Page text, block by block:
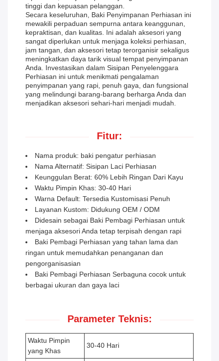
tinggi dan kepuasan pelanggan.
Secara keseluruhan, Baki Penyimpanan Perhiasan ini
mewakili perpaduan sempurna antara keanggunan,
kepraktisan, dan kualitas. Ini adalah aksesori yang
sangat diperlukan untuk menjaga koleksi perhiasan,
jam tangan, dan aksesori tetap terorganisir sekaligus
meningkatkan daya tarik visual tempat penyimpanan
Anda. Investasikan dalam Sisipan Penyelenggara
Perhiasan ini untuk menikmati pengalaman
penyimpanan yang rapi, penuh gaya, dan fungsional
yang melindungi barang-barang berharga Anda dan
menjadikan aksesori sehari-hari menjadi mudah.
Fitur:
Nama produk: baki pengatur perhiasan
Nama Alternatif: Sisipan Laci Perhiasan
Keunggulan Berat: 60% Lebih Ringan Dari Kayu
Waktu Pimpin Khas: 30-40 Hari
Warna Default: Tersedia Kustomisasi Penuh
Layanan Kustom: Didukung OEM / ODM
Didesain sebagai Baki Pembagi Perhiasan untuk
menjaga aksesori Anda tetap terpisah dengan rapi
Baki Pembagi Perhiasan yang tahan lama dan
ringan untuk memudahkan penanganan dan
pengorganisasian
Baki Pembagi Perhiasan Serbaguna cocok untuk
berbagai ukuran dan gaya laci
Parameter Teknis:
Waktu Pimpin
yang Khas
30-40 Hari